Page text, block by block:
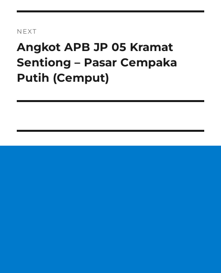
NEXT
Next
post:
Angkot APB JP 05 Kramat
Sentiong – Pasar Cempaka
Putih (Cemput)